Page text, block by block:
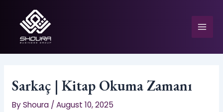
content
Sarkaç | Kitap Okuma Zamanı
ByShoura /August 10, 2025